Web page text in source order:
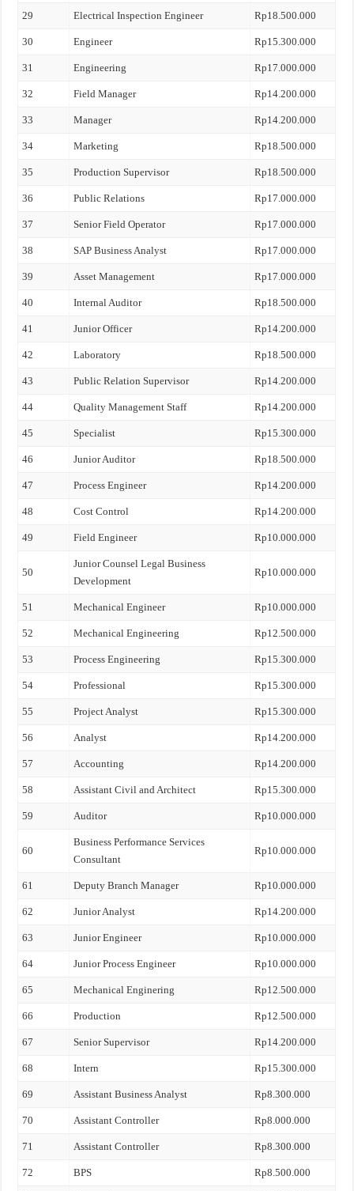
29 Electrical Inspection Engineer Rp18.500.000
30 Engineer Rp15.300.000
31 Engineering Rp17.000.000
32 Field Manager Rp14.200.000
33 Manager Rp14.200.000
34 Marketing Rp18.500.000
35 Production Supervisor Rp18.500.000
36 Public Relations Rp17.000.000
37 Senior Field Operator Rp17.000.000
38 SAP Business Analyst Rp17.000.000
39 Asset Management Rp17.000.000
40 Internal Auditor Rp18.500.000
41 Junior Officer Rp14.200.000
42 Laboratory Rp18.500.000
43 Public Relation Supervisor Rp14.200.000
44 Quality Management Staff Rp14.200.000
45 Specialist Rp15.300.000
46 Junior Auditor Rp18.500.000
47 Process Engineer Rp14.200.000
48 Cost Control Rp14.200.000
49 Field Engineer Rp10.000.000
50
Junior Counsel Legal Business
Development
Rp10.000.000
51 Mechanical Engineer Rp10.000.000
52 Mechanical Engineering Rp12.500.000
53 Process Engineering Rp15.300.000
54 Professional Rp15.300.000
55 Project Analyst Rp15.300.000
56 Analyst Rp14.200.000
57 Accounting Rp14.200.000
58 Assistant Civil and Architect Rp15.300.000
59 Auditor Rp10.000.000
60
Business Performance Services
Consultant
Rp10.000.000
61 Deputy Branch Manager Rp10.000.000
62 Junior Analyst Rp14.200.000
63 Junior Engineer Rp10.000.000
64 Junior Process Engineer Rp10.000.000
65 Mechanical Enginering Rp12.500.000
66 Production Rp12.500.000
67 Senior Supervisor Rp14.200.000
68 Intern Rp15.300.000
69 Assistant Business Analyst Rp8.300.000
70 Assistant Controller Rp8.000.000
71 Assistant Controller Rp8.300.000
72 BPS Rp8.500.000